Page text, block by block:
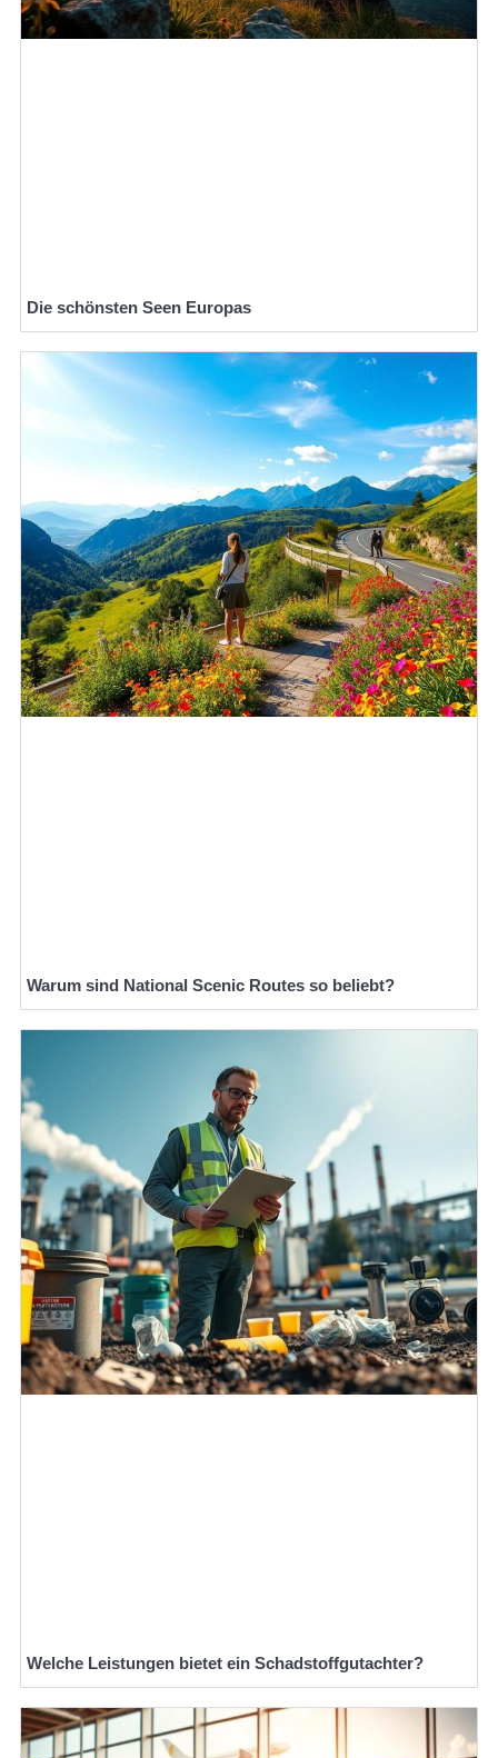
Die schönsten Seen Europas
Warum sind National Scenic Routes so beliebt?
Welche Leistungen bietet ein Schadstoffgutachter?